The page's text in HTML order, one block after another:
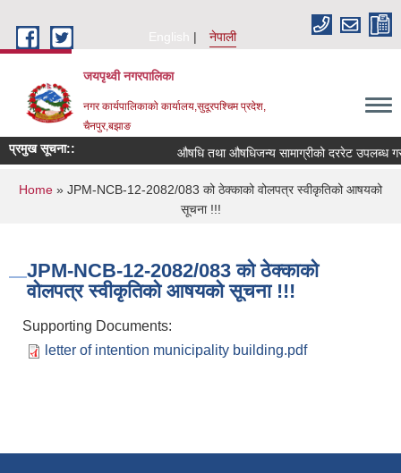
English
नेपाली
जयपृथ्वी नगरपालिका
नगर कार्यपालिकाको कार्यालय,सुदूरपश्चिम प्रदेश,
चैनपुर,बझाङ
प्रमुख सूचना:: औषधि तथा औषधिजन्य सामाग्रीको दररेट उपलब्ध
You are here
Home » JPM-NCB-12-2082/083 को ठेक्काको वोलपत्र स्वीकृतिको आषयको
सूचना !!!
JPM-NCB-12-2082/083 को ठेक्काको
वोलपत्र स्वीकृतिको आषयको सूचना !!!
Supporting Documents:
letter of intention municipality building.pdf